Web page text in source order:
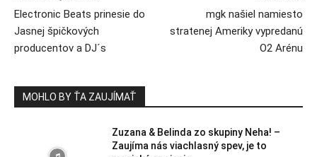
Electronic Beats prinesie do
Jasnej špičkových
producentov a DJ´s
mgk našiel namiesto
stratenej Ameriky vypredanú
O2 Arénu
MOHLO BY ŤA ZAUJÍMAŤ
Zuzana & Belinda zo skupiny Neha! –
Zaujíma nás viachlasný spev, je to